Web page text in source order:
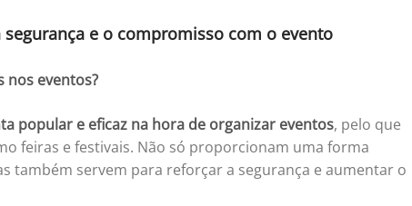
e o compromisso com o evento
nos eventos?
popular e eficaz na hora de organizar eventos, pelo que
feiras e festivais. Não só proporcionam uma forma
também servem para reforçar a segurança e aumentar o